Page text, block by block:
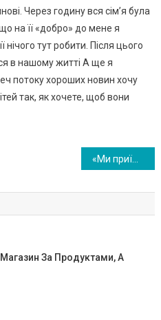
Через годину вся сім’я була
на її «добро» до мене я
тут робити. Після цього
в нашому житті А ще я
потоку хороших новин хочу
так, як хочете, щоб вони
«Ми приїдемо до вас на тиждень» — сказала моя родичка по телефону — о 7 ранку. Я не розгубилася і знайшла спосіб заспокоїти нахабну родичку.
За Продуктами, А